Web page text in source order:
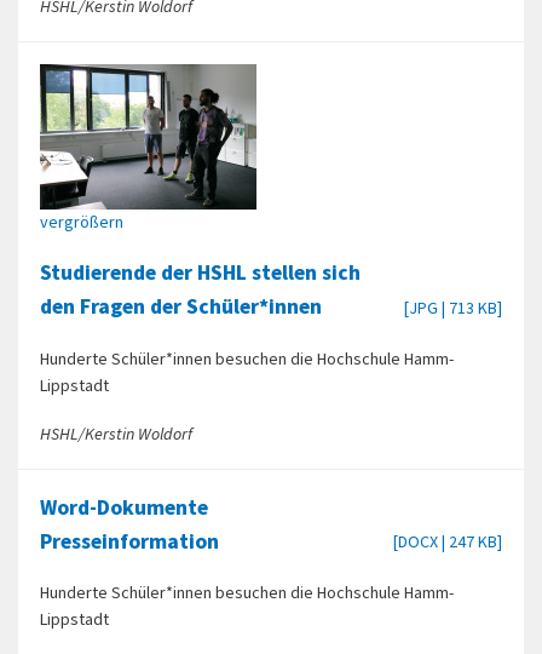
HSHL/Kerstin Woldorf
vergrößern
Studierende der HSHL stellen sich
den Fragen der Schüler*innen
[JPG | 713 KB]
Hunderte Schüler*innen besuchen die Hochschule Hamm-
Lippstadt
HSHL/Kerstin Woldorf
Word-Dokumente
Presseinformation
[DOCX | 247 KB]
Hunderte Schüler*innen besuchen die Hochschule Hamm-
Lippstadt